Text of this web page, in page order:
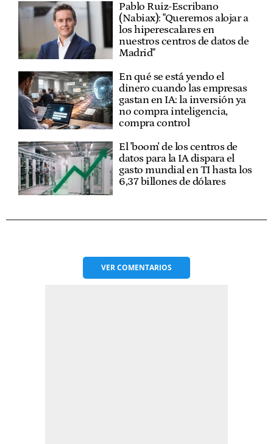
Pablo Ruiz-Escribano
(Nabiax): "Queremos alojar a
los hiperescalares en
nuestros centros de datos de
Madrid"
En qué se está yendo el
dinero cuando las empresas
gastan en IA: la inversión ya
no compra inteligencia,
compra control
El 'boom' de los centros de
datos para la IA dispara el
gasto mundial en TI hasta los
6,37 billones de dólares
VERCOMENTARIOS